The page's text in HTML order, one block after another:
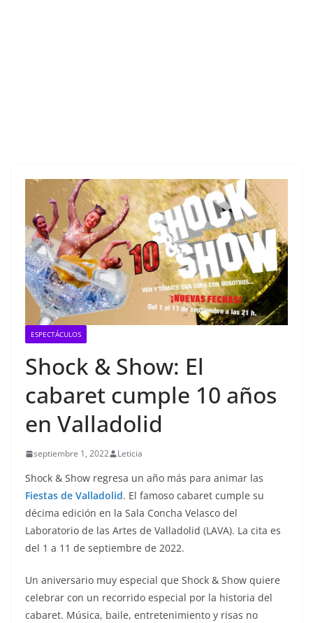
ESPECTÁCULOS
Shock & Show: El
cabaret cumple 10 años
en Valladolid
septiembre 1, 2022 Leticia
Shock & Show regresa un año más para animar las
Fiestas de Valladolid. El famoso cabaret cumple su
décima edición en la Sala Concha Velasco del
Laboratorio de las Artes de Valladolid (LAVA). La cita es
del 1 a 11 de septiembre de 2022.
Un aniversario muy especial que Shock & Show quiere
celebrar con un recorrido especial por la historia del
cabaret. Música, baile, entretenimiento y risas no